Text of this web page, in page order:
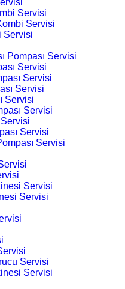
Servisi
Servisi
Servisi
Pompası Servisi
Servisi
Servisi
Servisi
Servisi
Servisi
Servisi
Servisi
Servisi
Servisi
Servisi
Servisi
Servisi